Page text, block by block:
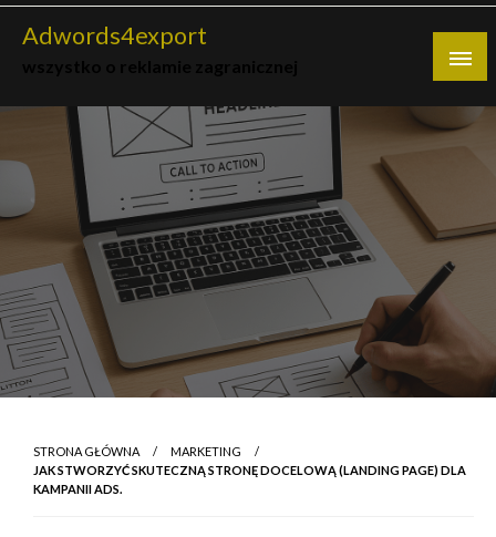
Skip
Adwords4export
STRONA GŁÓWNA
MARKETING
JAK STWORZYĆ SKUTECZNĄ STRONĘ DOCELOWĄ (LANDING PAGE) DLA
KAMPANII ADS.